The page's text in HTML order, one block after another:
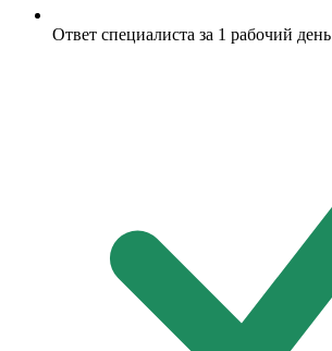
Ответ специалиста за 1 рабочий день